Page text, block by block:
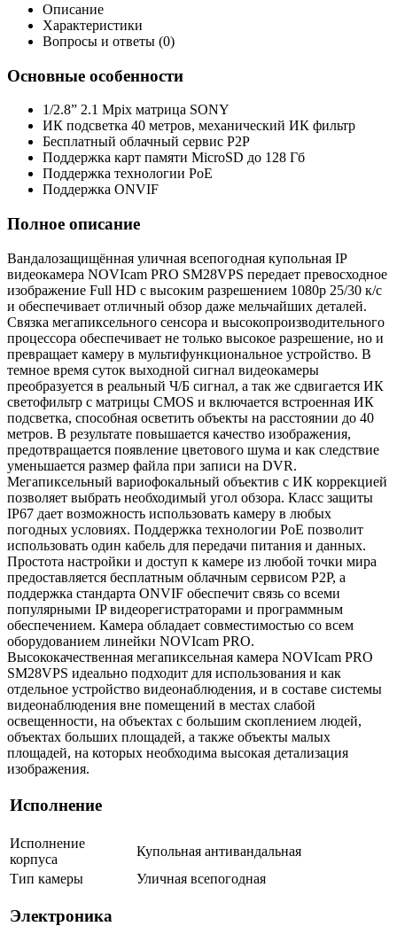
Описание
Характеристики
Вопросы и ответы (0)
Основные особенности
1/2.8” 2.1 Mpix матрица SONY
ИК подсветка 40 метров, механический ИК фильтр
Бесплатный облачный сервис P2P
Поддержка карт памяти MicroSD до 128 Гб
Поддержка технологии PoE
Поддержка ONVIF
Полное описание
Вандалозащищённая уличная всепогодная купольная IP
видеокамера NOVIcam PRO SM28VPS передает превосходное
изображение Full HD с высоким разрешением 1080p 25/30 к/с
и обеспечивает отличный обзор даже мельчайших деталей.
Связка мегапиксельного сенсора и высокопроизводительного
процессора обеспечивает не только высокое разрешение, но и
превращает камеру в мультифункциональное устройство. В
темное время суток выходной сигнал видеокамеры
преобразуется в реальный Ч/Б сигнал, а так же сдвигается ИК
светофильтр с матрицы CMOS и включается встроенная ИК
подсветка, способная осветить объекты на расстоянии до 40
метров. В результате повышается качество изображения,
предотвращается появление цветового шума и как следствие
уменьшается размер файла при записи на DVR.
Мегапиксельный вариофокальный объектив с ИК коррекцией
позволяет выбрать необходимый угол обзора. Класс защиты
IP67 дает возможность использовать камеру в любых
погодных условиях. Поддержка технологии РоЕ позволит
использовать один кабель для передачи питания и данных.
Простота настройки и доступ к камере из любой точки мира
предоставляется бесплатным облачным сервисом P2P, а
поддержка стандарта ONVIF обеспечит связь со всеми
популярными IP видеорегистраторами и программным
обеспечением. Камера обладает совместимостью со всем
оборудованием линейки NOVIcam PRO.
Высококачественная мегапиксельная камера NOVIcam PRO
SM28VPS идеально подходит для использования и как
отдельное устройство видеонаблюдения, и в составе системы
видеонаблюдения вне помещений в местах слабой
освещенности, на объектах с большим скоплением людей,
объектах больших площадей, а также объекты малых
площадей, на которых необходима высокая детализация
изображения.
Исполнение
Исполнение
корпуса
Купольная антивандальная
Тип камеры
Уличная всепогодная
Электроника